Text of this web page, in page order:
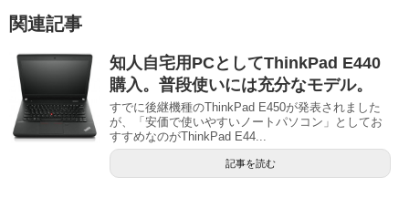
関連記事
知人自宅用PCとしてThinkPad E440
購入。普段使いには充分なモデル。
すでに後継機種のThinkPad E450が発表されました
が、「安価で使いやすいノートパソコン」としてお
すすめなのがThinkPad E44...
記事を読む